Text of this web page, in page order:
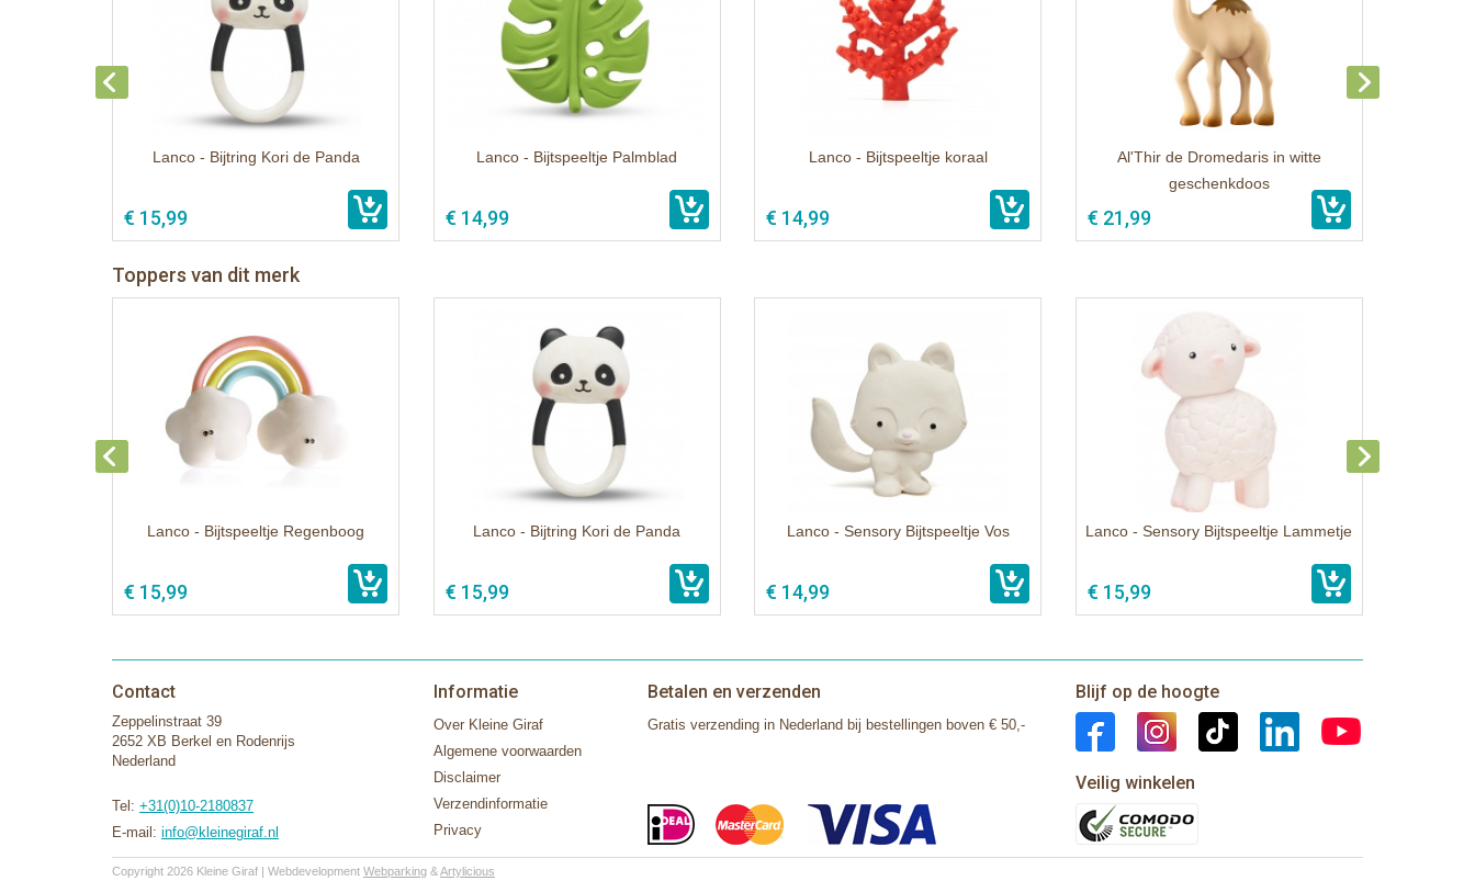
Lanco - Bijtring Kori de Panda
€ 15,99
Lanco - Bijtspeeltje Palmblad
€ 14,99
Lanco - Bijtspeeltje koraal
€ 14,99
Al'Thir de Dromedaris in witte
geschenkdoos
€ 21,99
Toppers van dit merk
Lanco - Bijtspeeltje Regenboog
€ 15,99
Lanco - Bijtring Kori de Panda
€ 15,99
Lanco - Sensory Bijtspeeltje Vos
€ 14,99
Lanco - Sensory Bijtspeeltje Lammetje
€ 15,99
Contact
Zeppelinstraat 39
2652 XB Berkel en Rodenrijs
Nederland
Tel: +31(0)10-2180837
E-mail: info@kleinegiraf.nl
Informatie
Over Kleine Giraf
Algemene voorwaarden
Disclaimer
Verzendinformatie
Privacy
Betalen en verzenden
Gratis verzending in Nederland bij bestellingen boven € 50,-
Blijf op de hoogte
Veilig winkelen
Copyright 2026 Kleine Giraf | Webdevelopment Webparking &Artylicious